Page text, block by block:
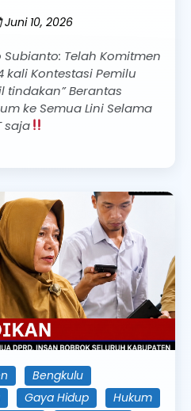
Juni 10, 2026
Subianto: Telah Komitmen
Kontestasi Pemilu
tindakan” Berantas
ke Semua Lini Selama
saja
Bengkulu
Gaya Hidup
Hukum